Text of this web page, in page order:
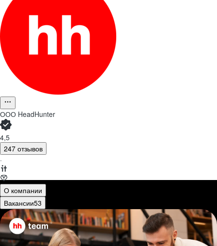
ООО HeadHunter
4,5
247 отзывов
·
О компании
Вакансии53